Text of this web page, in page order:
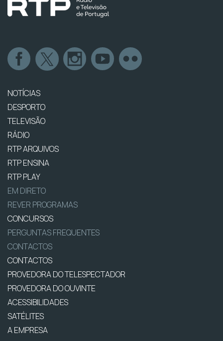
NOTÍCIAS
DESPORTO
TELEVISÃO
RÁDIO
RTP ARQUIVOS
RTP ENSINA
RTP PLAY
EM DIRETO
REVER PROGRAMAS
CONCURSOS
PERGUNTAS FREQUENTES
CONTACTOS
CONTACTOS
PROVEDORA DO TELESPECTADOR
PROVEDORA DO OUVINTE
ACESSIBILIDADES
SATÉLITES
A EMPRESA